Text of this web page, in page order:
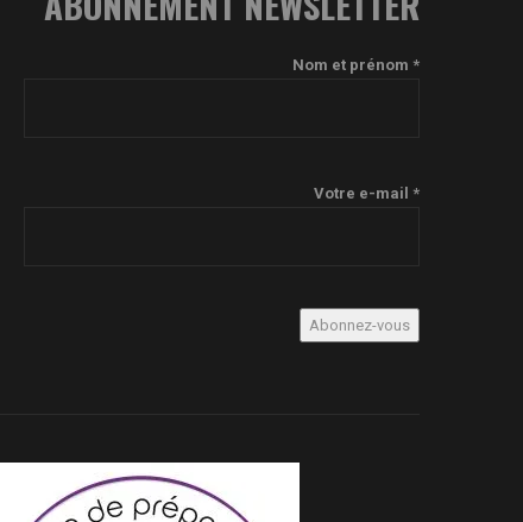
Nom et prénom *
Votre e-mail *